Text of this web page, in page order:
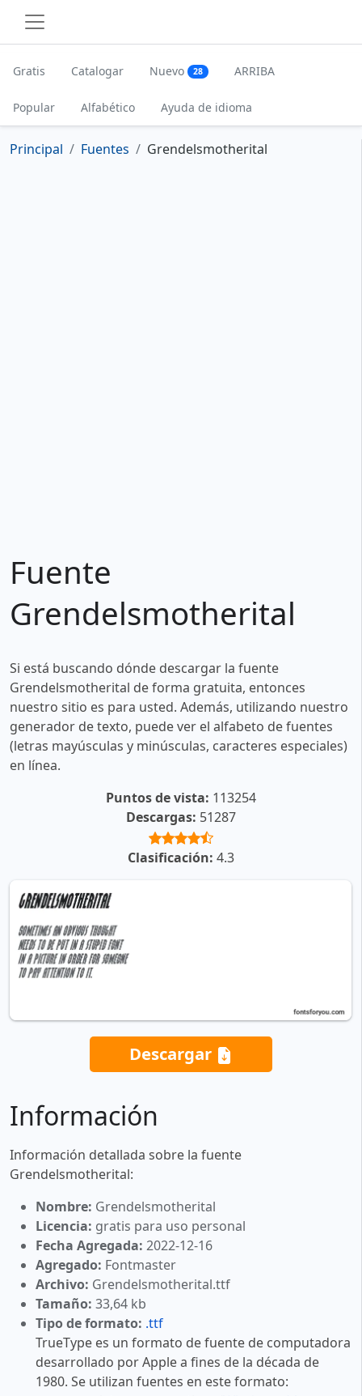
Gratis Catalogar Nuevo 28 ARRIBA
Popular Alfabético Ayuda de idioma
Principal Fuentes Grendelsmotherital
Fuente
Grendelsmotherital
Si está buscando dónde descargar la fuente
Grendelsmotherital de forma gratuita, entonces
nuestro sitio es para usted. Además, utilizando nuestro
generador de texto, puede ver el alfabeto de fuentes
(letras mayúsculas y minúsculas, caracteres especiales)
en línea.
Puntos de vista: 113254
Descargas: 51287
Clasificación: 4.3
Descargar
Información
Información detallada sobre la fuente
Grendelsmotherital:
Nombre: Grendelsmotherital
Licencia: gratis para uso personal
Fecha Agregada: 2022-12-16
Agregado: Fontmaster
Archivo: Grendelsmotherital.ttf
Tamaño: 33,64 kb
Tipo de formato: .ttf
TrueType es un formato de fuente de computadora
desarrollado por Apple a fines de la década de
1980. Se utilizan fuentes en este formato: